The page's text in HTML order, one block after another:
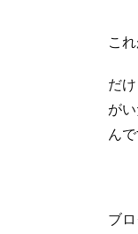
こ
だ
が
ん
ブ